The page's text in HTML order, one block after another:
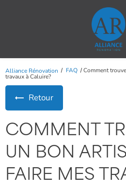
Alliance Rénovation FAQ
Comment
travaux à Caluire?
Retour
COMMENT
UN BON
FAIRE MES